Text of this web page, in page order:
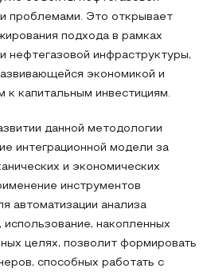
проблемами. Это открывает
подхода в рамках
нефтегазовой инфраструктуры,
экономикой и
к капитальным инвестициям.
данной методологии
интеграционной модели за
и экономических
инструментов
автоматизации анализа
накопленных
целях, позволит формировать
способных работать с